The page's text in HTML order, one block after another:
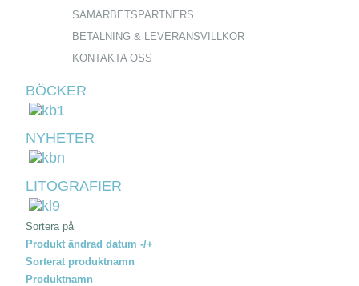
SAMARBETSPARTNERS
BETALNING & LEVERANSVILLKOR
KONTAKTA OSS
BÖCKER
NYHETER
LITOGRAFIER
Sortera på
Produkt ändrad datum -/+
Sorterat produktnamn
Produktnamn